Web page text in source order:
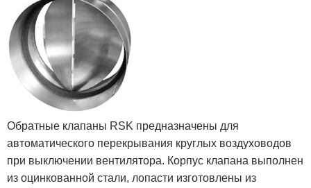
Обратные клапаны RSK предназначены для
автоматического перекрывания круглых воздуховодов
при выключении вентилятора. Корпус клапана выполнен
из оцинкованной стали, лопасти изготовлены из